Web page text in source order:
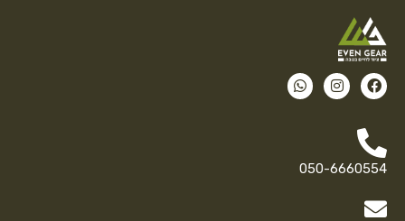
050-6660554